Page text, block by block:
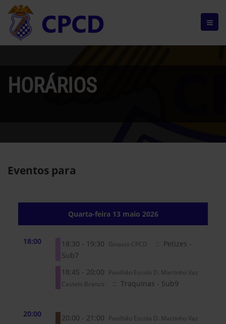
HORÁRIOS
Eventos para
Quarta-feira 13 maio 2026
18:00 18:30 - 19:30 Ginasio CPCD
:: Petizes -
Sub7
18:45 - 20:00 Pavilhão Escola D. Martinho Vaz
Castelo Branco
:: Traquinas - Sub9
20:00 20:00 - 21:00 Pavilhão Escola D. Martinho Vaz